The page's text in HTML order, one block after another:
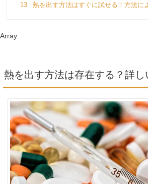
13 熱を出す方法はすぐに試せる！方法に
Array
熱を出す方法は存在する？詳し